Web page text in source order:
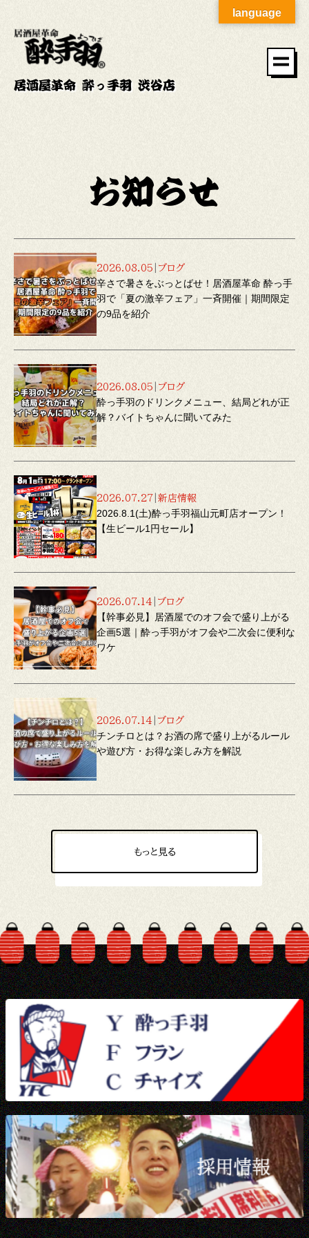
居酒屋革命 酔っ手羽 渋谷店
お知らせ
2026.08.05 ブログ
辛さで暑さをぶっとばせ！居酒屋革命 酔っ手
羽で「夏の激辛フェア」一斉開催｜期間限定
の9品を紹介
2026.08.05 ブログ
酔っ手羽のドリンクメニュー、結局どれが正
解？バイトちゃんに聞いてみた
2026.07.27 新店情報
2026.8.1(土)酔っ手羽福山元町店オープン！
【生ビール1円セール】
2026.07.14 ブログ
【幹事必見】居酒屋でのオフ会で盛り上がる
企画5選｜酔っ手羽がオフ会や二次会に便利な
ワケ
2026.07.14 ブログ
チンチロとは？お酒の席で盛り上がるルール
や遊び方・お得な楽しみ方を解説
もっと見る
language